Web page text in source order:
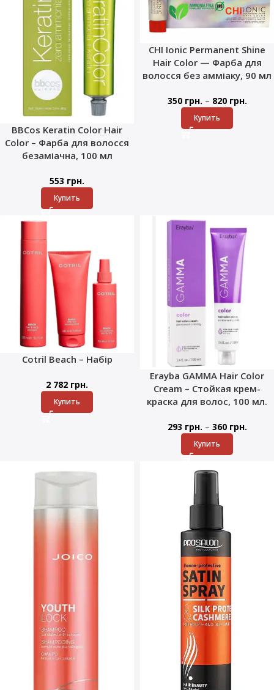
BBCos Keratin Color Hair
Color – Фарба для волосся
безаміачна, 100 мл
553 грн.
Купить
CHI Ionic Permanent Shine
Hair Color — Фарба для
волосся без амміаку, 90 мл
350 грн. – 820 грн.
Купить
Cotril Beach – Набір
2 782 грн.
Купить
Erayba GAMMA Hair Color
Cream – Стойкая крем-
краска для волос, 100 мл.
293 грн. – 360 грн.
Купить